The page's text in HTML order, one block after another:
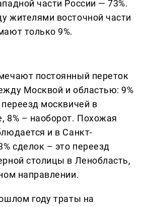
части России — 73%.
жителями восточной части
только 9%.
постоянный переток
Москвой и областью: 9%
москвичей в
8% – наоборот. Похожая
и в Санкт-
сделок – это переезд
столицы в Ленобласть,
направлении.
году траты на